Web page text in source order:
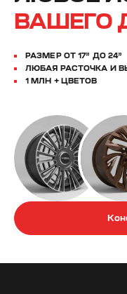
ВАШЕГО
РАЗМЕР ОТ 17” ДО 24”
ЛЮБАЯ РАСТОЧКА И
1 МЛН + ЦВЕТОВ